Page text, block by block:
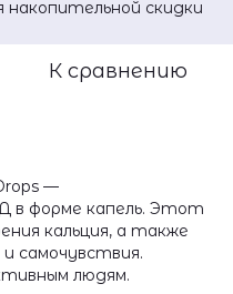
скидки
К сравнению
—
в форме капель. Этот
кальция, а также
самочувствия.
людям.